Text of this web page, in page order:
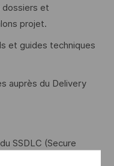
dossiers et
projet.
et guides techniques
auprès du Delivery
SSDLC (Secure
des directives de